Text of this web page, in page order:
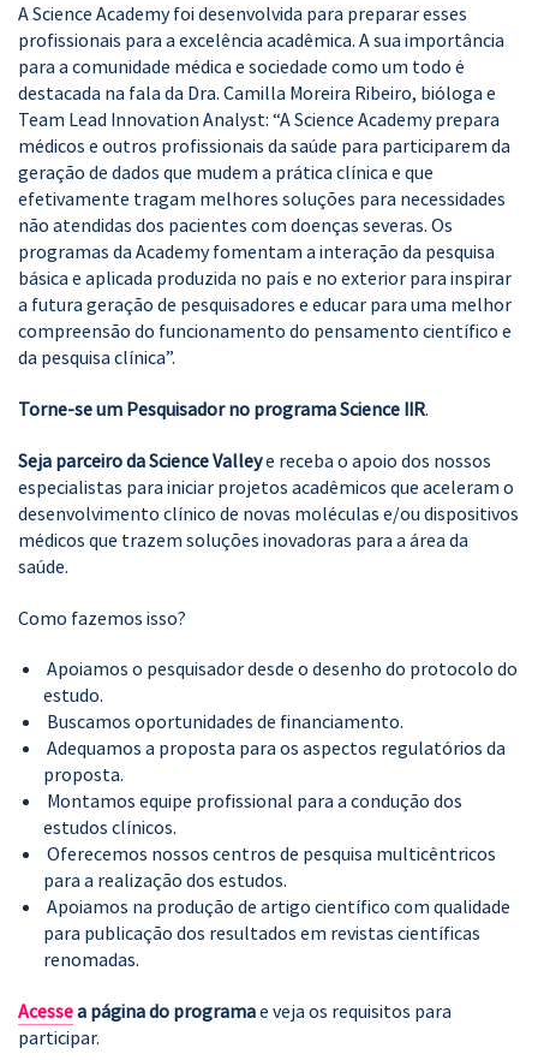
A Science Academy foi desenvolvida para preparar esses
profissionais para a excelência acadêmica. A sua importância
para a comunidade médica e sociedade como um todo é
destacada na fala da Dra. Camilla Moreira Ribeiro, bióloga e
Team Lead Innovation Analyst: “A Science Academy prepara
médicos e outros profissionais da saúde para participarem da
geração de dados que mudem a prática clínica e que
efetivamente tragam melhores soluções para necessidades
não atendidas dos pacientes com doenças severas. Os
programas da Academy fomentam a interação da pesquisa
básica e aplicada produzida no país e no exterior para inspirar
a futura geração de pesquisadores e educar para uma melhor
compreensão do funcionamento do pensamento científico e
da pesquisa clínica”.
Torne-se um Pesquisador no programa Science IIR.
Seja parceiro da Science Valleye receba o apoio dos nossos
especialistas para iniciar projetos acadêmicos que aceleram o
desenvolvimento clínico de novas moléculas e/ou dispositivos
médicos que trazem soluções inovadoras para a área da
saúde.
Como fazemos isso?
Apoiamos o pesquisador desde o desenho do protocolo do
estudo.
Buscamos oportunidades de financiamento.
Adequamos a proposta para os aspectos regulatórios da
proposta.
Montamos equipe profissional para a condução dos
estudos clínicos.
Oferecemos nossos centros de pesquisa multicêntricos
para a realização dos estudos.
Apoiamos na produção de artigo científico com qualidade
para publicação dos resultados em revistas científicas
renomadas.
Acessea página do programae veja os requisitos para
participar.